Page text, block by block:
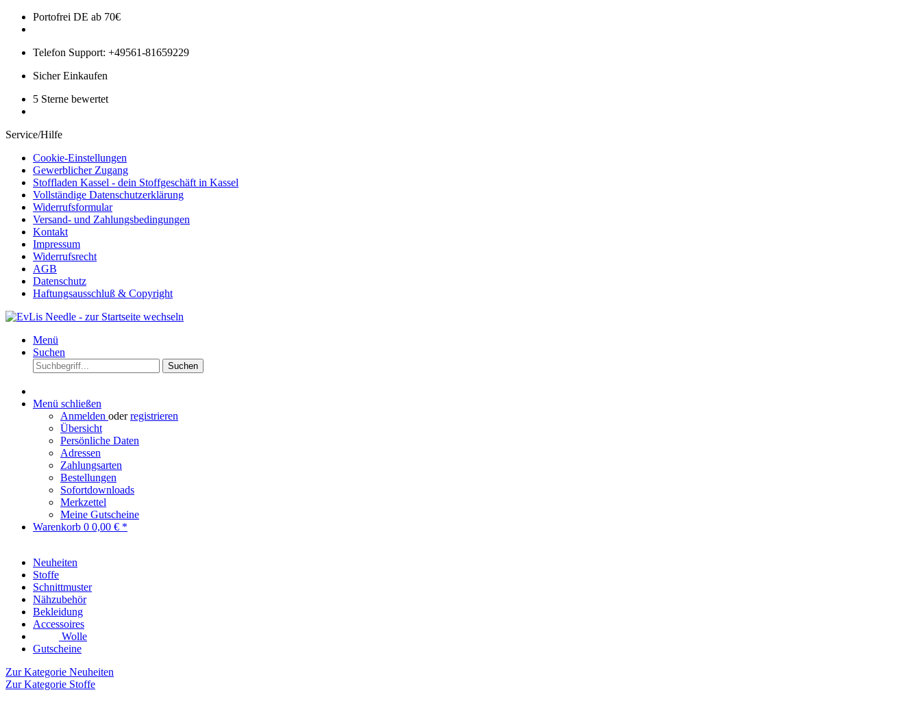
Portofrei DE ab 70€
Telefon Support: +49561-81659229
Sicher Einkaufen
5 Sterne bewertet
Service/Hilfe
Cookie-Einstellungen
Gewerblicher Zugang
Stoffladen Kassel - dein Stoffgeschäft in Kassel
Vollständige Datenschutzerklärung
Widerrufsformular
Versand- und Zahlungsbedingungen
Kontakt
Impressum
Widerrufsrecht
AGB
Datenschutz
Haftungsausschluß & Copyright
Menü
Suchen
Suchen
Menü schließen
Anmelden oderregistrieren
Übersicht
Persönliche Daten
Adressen
Zahlungsarten
Bestellungen
Sofortdownloads
Merkzettel
Meine Gutscheine
Warenkorb 0 0,00 € *
Neuheiten
Stoffe
Schnittmuster
Nähzubehör
Bekleidung
Accessoires
Wolle
Gutscheine
Zur Kategorie Neuheiten
Zur Kategorie Stoffe